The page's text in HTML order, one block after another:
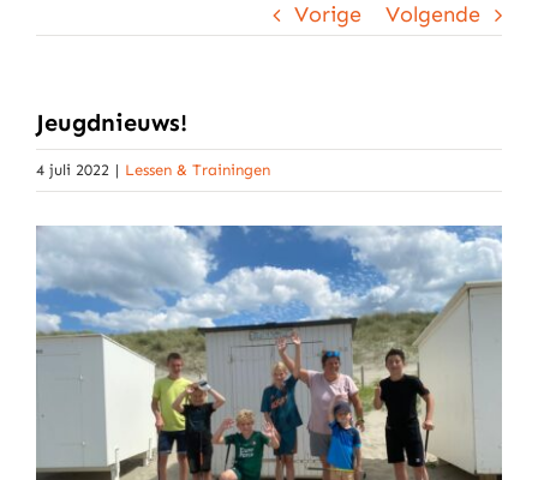
Lessen
Arrangementen
Activiteitenkalender
Cursusaanbod
Nieuws
Vorige Volgende
Jeugdnieuws!
4 juli 2022 | Lessen & Trainingen